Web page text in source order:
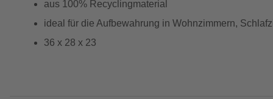
aus 100% Recyclingmaterial
ideal für die Aufbewahrung in Wohnzimmern,
36 x 28 x 23